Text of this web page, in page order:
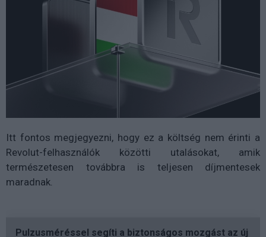
Itt fontos megjegyezni, hogy ez a költség nem érinti a
Revolut-felhasználók közötti utalásokat, amik
természetesen továbbra is teljesen díjmentesek
maradnak.
Pulzusméréssel segíti a biztonságos mozgást az új